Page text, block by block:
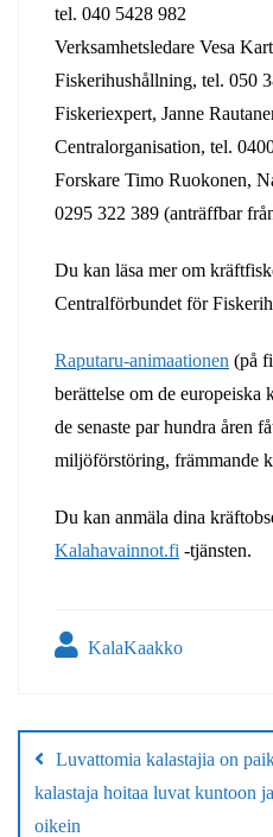
tel. 040 5428 982
Verksamhetsledare Vesa
Fiskerihushållning, tel. 050
Fiskeriexpert, Janne
Centralorganisation, tel.
Forskare Timo Ruokonen,
0295 322 389 (anträffbar
Du kan läsa mer om
Centralförbundet för
Raputaru-animaationen (på
berättelse om de europeiska
de senaste par hundra åren
miljöförstöring, främmande
Du kan anmäla dina
Kalahavainnot.fi -tjänsten.
KalaKaakko
selaus
Luvattomia kalastajia on
kalastaja hoitaa luvat kuntoon
oikein